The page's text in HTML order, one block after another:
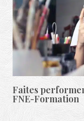
Faites
FNE-Formation